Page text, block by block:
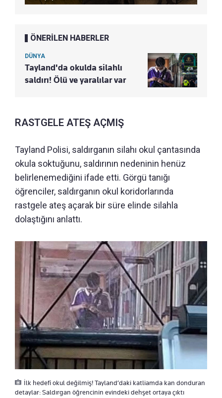
ÖNERİLEN HABERLER
DÜNYA
Tayland'da okulda silahlı
saldırı! Ölü ve yaralılar var
RASTGELE ATEŞ AÇMIŞ
Tayland Polisi, saldırganın silahı okul çantasında
okula soktuğunu, saldırının nedeninin henüz
belirlenemediğini ifade etti. Görgü tanığı
öğrenciler, saldırganın okul koridorlarında
rastgele ateş açarak bir süre elinde silahla
dolaştığını anlattı.
İlk hedefi okul değilmiş! Tayland’daki katliamda kan donduran
detaylar: Saldırgan öğrencinin evindeki dehşet ortaya çıktı